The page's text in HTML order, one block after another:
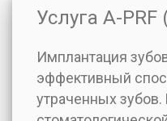
Услуга А-РRF
Имплантация
эффективный
утраченных